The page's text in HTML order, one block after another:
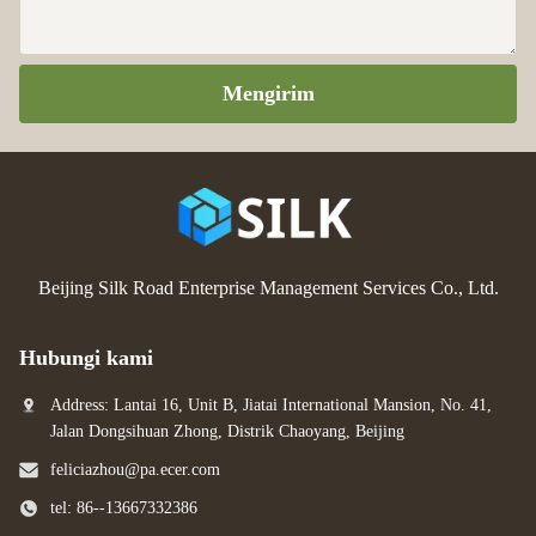
Mengirim
Beijing Silk Road Enterprise Management Services Co., Ltd.
Hubungi kami
Address: Lantai 16, Unit B, Jiatai International Mansion, No. 41,
Jalan Dongsihuan Zhong, Distrik Chaoyang, Beijing
feliciazhou@pa.ecer.com
tel: 86--13667332386